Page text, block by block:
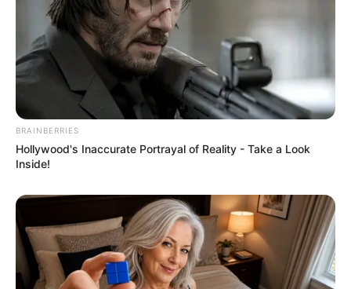
Έρχεται το μεγαλύτερο κραχ
στη σύγχρονη Ιστορία
Διέρρευσε η κρίσιμη
συμφωνία ΕΕ – Pfizer
Μια σημαντική και δίκαιη
ανάλυση της ομιλίας του
Πούτιν.. Ο οποίος δεν...
ΙΡΙΔΙΖΟΝΤΕΣ ΘΩΡΑΚΕΣ
ΠΟΛΕΜΙΣΤΩΝ
ΑΝΤΑΝΑΚΛΟΥΝ ΤΟ ΦΩΣ ΣΤΟ
ΣΤΕΡΕΩΜΑ ΚΑΙ ΣΦΡΑΓΙΖΟΥΝ
ΤΗΝ ΝΥΧΤΑ.
BRAINBERRIES
Hollywood's Inaccurate Portrayal of Reality - Take a Look
Inside!